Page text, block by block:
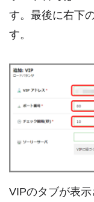
す。最後に右下
す。
VIPのタブが表